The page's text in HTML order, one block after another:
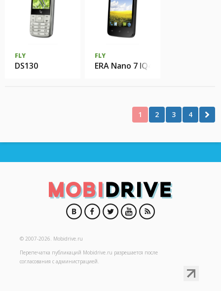
FLY
DS130
FLY
ERA Nano 7 IQ4407
1 2 3 4
© 2007-2026. Mobidrive.ru
Перепечатка публикаций Mobidrive.ru разрешается после
согласования с администрацией.